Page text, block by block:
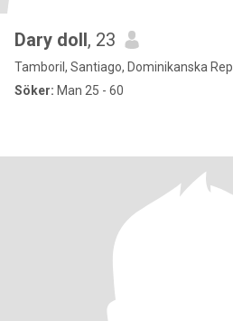
Dary doll, 23
Tamboril, Santiago, Dominikanska Rep.
Söker: Man 25 - 60